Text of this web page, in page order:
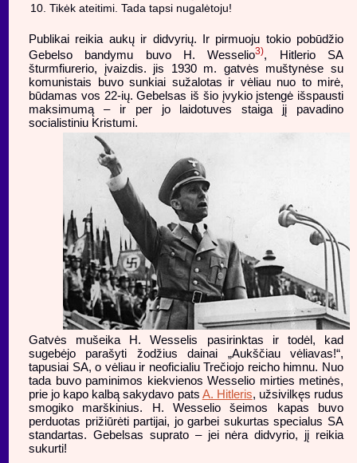
Tikėk ateitimi. Tada tapsi nugalėtoju!
Publikai reikia aukų ir didvyrių. Ir pirmuoju tokio pobūdžio
Gebelso bandymu buvo H. Wesselio3), Hitlerio SA
šturmfiurerio, įvaizdis. jis 1930 m. gatvės muštynėse su
komunistais buvo sunkiai sužalotas ir vėliau nuo to mirė,
būdamas vos 22-ių. Gebelsas iš šio įvykio įstengė išspausti
maksimumą – ir per jo laidotuves staiga jį pavadino
socialistiniu Kristumi.
Gatvės mušeika H. Wesselis pasirinktas ir todėl, kad
sugebėjo parašyti žodžius dainai „Aukščiau vėliavas!“,
tapusiai SA, o vėliau ir neoficialiu Trečiojo reicho himnu. Nuo
tada buvo paminimos kiekvienos Wesselio mirties metinės,
prie jo kapo kalbą sakydavo pats A. Hitleris, užsivilkęs rudus
smogiko marškinius. H. Wesselio šeimos kapas buvo
perduotas prižiūrėti partijai, jo garbei sukurtas specialus SA
standartas. Gebelsas suprato – jei nėra didvyrio, jį reikia
sukurti!